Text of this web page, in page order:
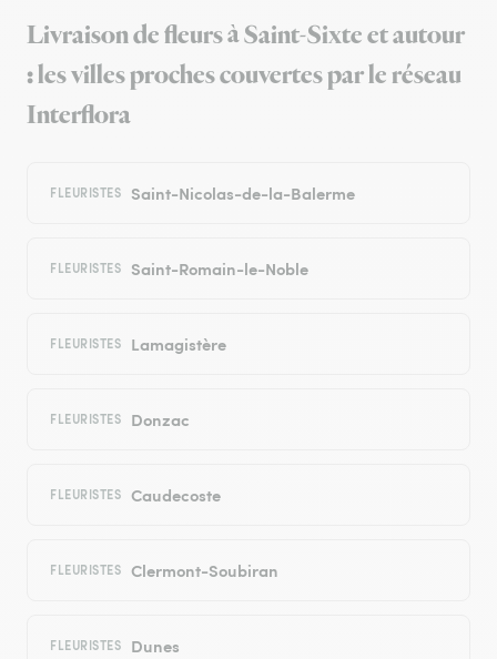
Livraison de fleurs à Saint-Sixte et autour
: les villes proches couvertes par le réseau
Interflora
FLEURISTES Saint-Nicolas-de-la-Balerme
FLEURISTES Saint-Romain-le-Noble
FLEURISTES Lamagistère
FLEURISTES Donzac
FLEURISTES Caudecoste
FLEURISTES Clermont-Soubiran
FLEURISTES Dunes